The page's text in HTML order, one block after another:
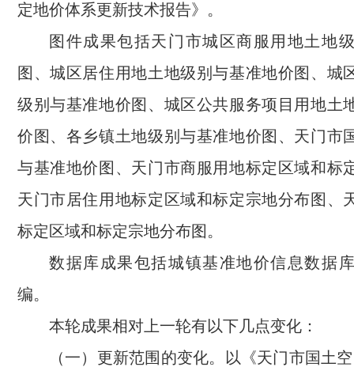
定地价体系更新技术报告》。
图件成果包括天门市城区商服用地土地
图、城区居住用地土地级别与基准地价图、城
级别与基准地价图、城区公共服务项目用地土
价图、各乡镇土地级别与基准地价图、天门市
与基准地价图、天门市商服用地标定区域和标
天门市居住用地标定区域和标定宗地分布图、
标定区域和标定宗地分布图。
数据库成果包括城镇基准地价信息数据
编。
本轮成果相对上一轮有以下几点变化：
（一）更新范围的变化。以《天门市国土